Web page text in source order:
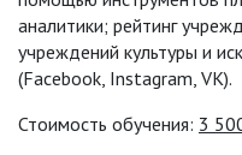
аналитики; рейтинг
учреждений культуры и
(Facebook, Instagram, VK).
Стоимость обучения: 3